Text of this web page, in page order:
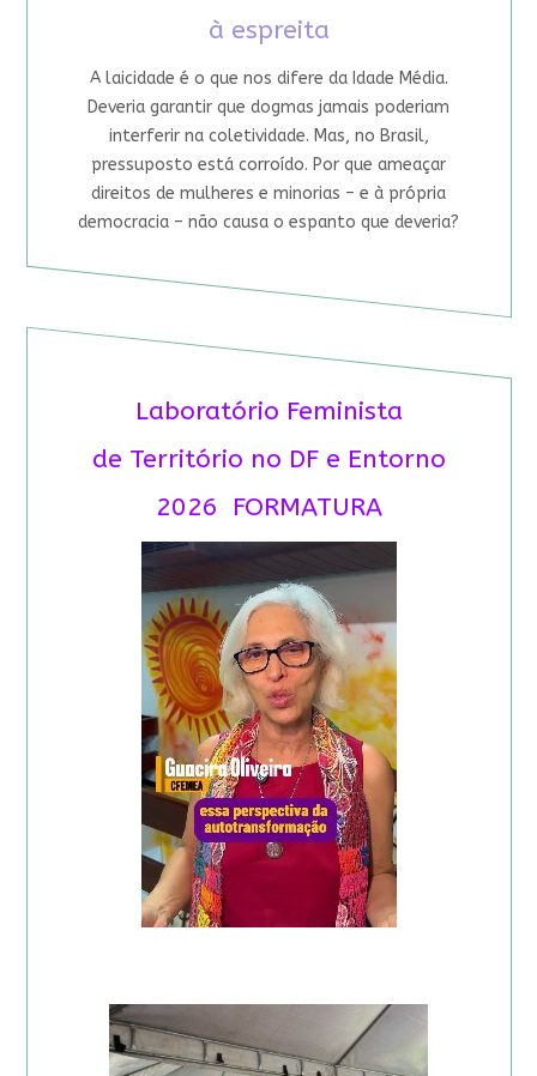
à espreita
A laicidade é o que nos difere da Idade Média.
Deveria garantir que dogmas jamais poderiam
interferir na coletividade. Mas, no Brasil,
pressuposto está corroído. Por que ameaçar
direitos de mulheres e minorias – e à própria
democracia – não causa o espanto que deveria?
Laboratório Feminista
de Território no DF e Entorno
2026 FORMATURA